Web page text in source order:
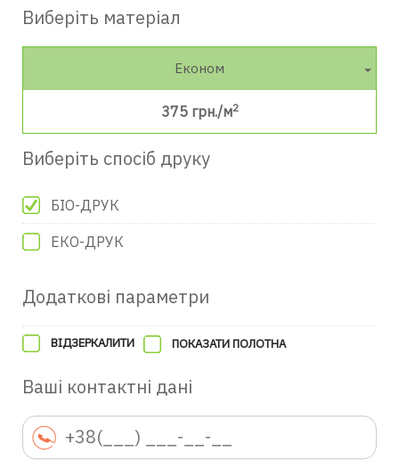
Виберіть матеріал
Економ
375 грн./м2
Виберіть спосіб друку
БІО-ДРУК
ЕКО-ДРУК
Додаткові параметри
ВІДЗЕРКАЛИТИ ПОКАЗАТИ ПОЛОТНА
Ваші контактні дані